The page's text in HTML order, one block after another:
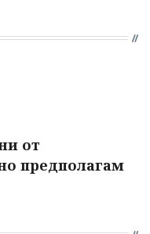
от
предполагам